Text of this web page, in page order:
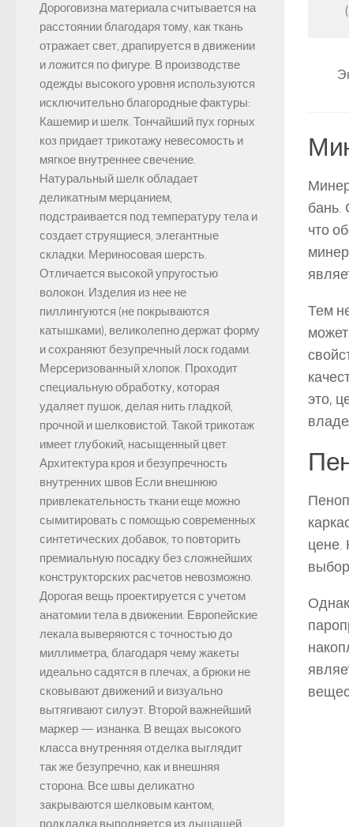
бань.
что
Тем
это,
цене.
Дороговизна материала считывается на
расстоянии благодаря тому, как ткань
отражает свет, драпируется в движении
и ложится по фигуре. В производстве
одежды высокого уровня используются
исключительно благородные фактуры:
Кашемир и шелк. Тончайший пух горных
коз придает трикотажу невесомость и
мягкое внутреннее свечение.
Натуральный шелк обладает
деликатным мерцанием,
подстраивается под температуру тела и
создает струящиеся, элегантные
складки. Мериносовая шерсть.
Отличается высокой упругостью
волокон. Изделия из нее не
пиллингуются (не покрываются
катышками), великолепно держат форму
и сохраняют безупречный лоск годами.
Мерсеризованный хлопок. Проходит
специальную обработку, которая
удаляет пушок, делая нить гладкой,
прочной и шелковистой. Такой трикотаж
имеет глубокий, насыщенный цвет.
Архитектура кроя и безупречность
внутренних швов Если внешнюю
привлекательность ткани еще можно
сымитировать с помощью современных
синтетических добавок, то повторить
премиальную посадку без сложнейших
конструкторских расчетов невозможно.
Дорогая вещь проектируется с учетом
анатомии тела в движении. Европейские
лекала выверяются с точностью до
миллиметра, благодаря чему жакеты
идеально садятся в плечах, а брюки не
сковывают движений и визуально
вытягивают силуэт. Второй важнейший
маркер — изнанка. В вещах высокого
класса внутренняя отделка выглядит
так же безупречно, как и внешняя
сторона. Все швы деликатно
закрываются шелковым кантом,
подкладка выполняется из дышащей